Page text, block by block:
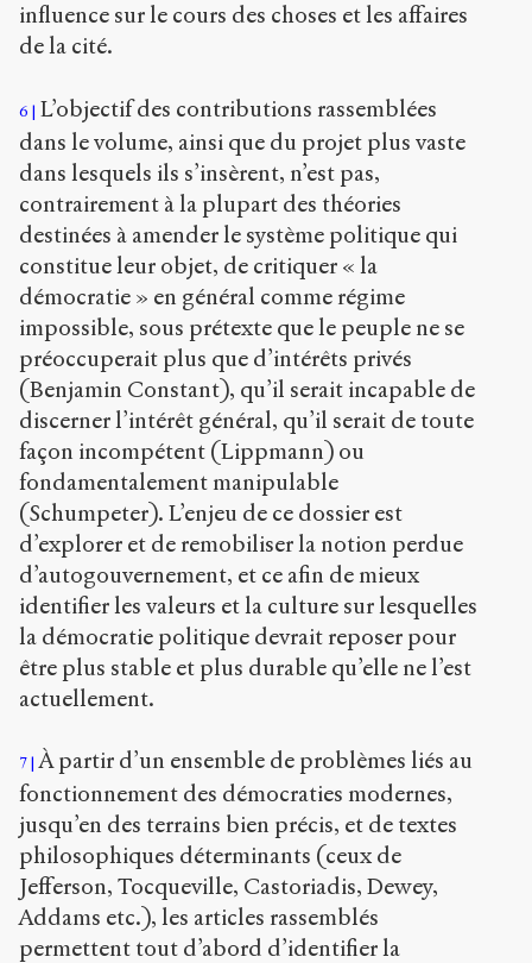
influence sur le cours des choses et les affaires
de la cité.
6
L’objectif des contributions rassemblées
dans le volume, ainsi que du projet plus vaste
dans lesquels ils s’insèrent, n’est pas,
contrairement à la plupart des théories
destinées à amender le système politique qui
constitue leur objet, de critiquer « la
démocratie » en général comme régime
impossible, sous prétexte que le peuple ne se
préoccuperait plus que d’intérêts privés
(Benjamin Constant), qu’il serait incapable de
discerner l’intérêt général, qu’il serait de toute
façon incompétent (Lippmann) ou
fondamentalement manipulable
(Schumpeter). L’enjeu de ce dossier est
d’explorer et de remobiliser la notion perdue
d’autogouvernement, et ce afin de mieux
identifier les valeurs et la culture sur lesquelles
la démocratie politique devrait reposer pour
être plus stable et plus durable qu’elle ne l’est
actuellement.
7 À partir d’un ensemble de problèmes liés au
fonctionnement des démocraties modernes,
jusqu’en des terrains bien précis, et de textes
philosophiques déterminants (ceux de
Jefferson, Tocqueville, Castoriadis, Dewey,
Addams etc.), les articles rassemblés
permettent tout d’abord d’identifier la